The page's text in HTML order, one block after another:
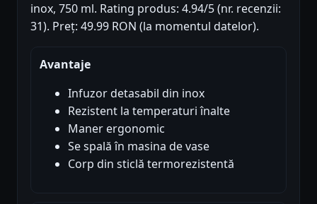
inox, 750 ml. Rating produs: 4.94/5 (nr. recenzii:
31). Preț: 49.99 RON (la momentul datelor).
Avantaje
Infuzor detasabil din inox
Rezistent la temperaturi înalte
Maner ergonomic
Se spală în masina de vase
Corp din sticlă termorezistentă